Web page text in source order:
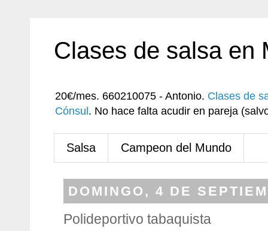
Clases de salsa en
20€/mes. 660210075 - Antonio. Clases de
Cónsul . No hace falta acudir en pareja
Salsa Campeon del Mundo
DOMINGO, 4 DE
Polideportivo tabaquista